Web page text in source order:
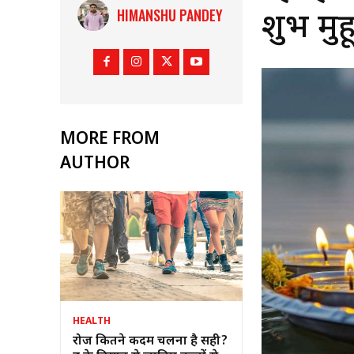
HIMANSHU PANDEY
MORE FROM
AUTHOR
HEALTH
रोज कितने कदम चलना है सही?
शुभ